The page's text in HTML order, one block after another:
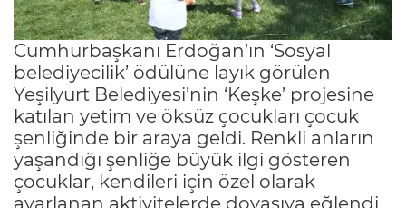
Cumhurbaşkanı Erdoğan’ın ‘Sosyal
belediyecilik’ ödülüne layık görülen
Yeşilyurt Belediyesi’nin ‘Keşke’ projesine
katılan yetim ve öksüz çocukları çocuk
şenliğinde bir araya geldi. Renkli anların
yaşandığı şenliğe büyük ilgi gösteren
çocuklar, kendileri için özel olarak
ayarlanan aktivitelerde doyasıya eğlendi.